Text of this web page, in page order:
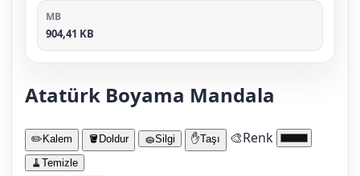
MB
904,41 KB
Atatürk Boyama Mandala
✏️ Kalem 🪣 Doldur 🧽Silgi ✋Taşı 🎨Renk
🧹 Temizle